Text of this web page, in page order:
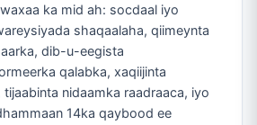
ka mid ah: socdaal iyo
shaqaalaha, qiimeynta
dib-u-eegista
qalabka, xaqiijinta
tijaabinta nidaamka raadraaca, iyo
14ka qaybood ee